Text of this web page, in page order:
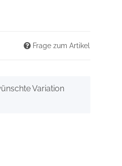
Frage zum Artikel
Variation